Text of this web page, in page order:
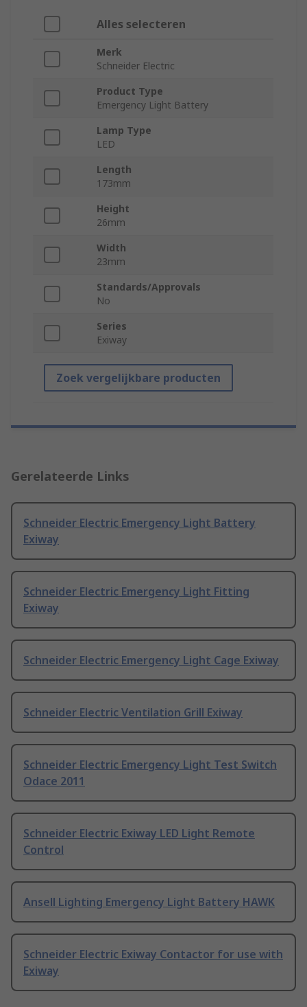
Alles selecteren
Merk
Schneider Electric
Product Type
Emergency Light Battery
Lamp Type
LED
Length
173mm
Height
26mm
Width
23mm
Standards/Approvals
No
Series
Exiway
Zoek vergelijkbare producten
Gerelateerde Links
Schneider Electric Emergency Light Battery
Exiway
Schneider Electric Emergency Light Fitting
Exiway
Schneider Electric Emergency Light Cage Exiway
Schneider Electric Ventilation Grill Exiway
Schneider Electric Emergency Light Test Switch
Odace 2011
Schneider Electric Exiway LED Light Remote
Control
Ansell Lighting Emergency Light Battery HAWK
Schneider Electric Exiway Contactor for use with
Exiway